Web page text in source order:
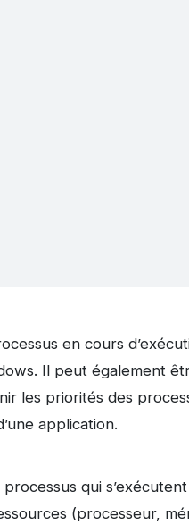
en cours
Il peut également
les priorités des
application.
qui s’exécutent
(processeur,